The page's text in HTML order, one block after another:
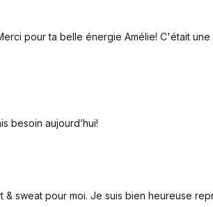
pour ta belle énergie Amélie! C'était
besoin aujourd’hui!
sweat pour moi. Je suis bien heureuse